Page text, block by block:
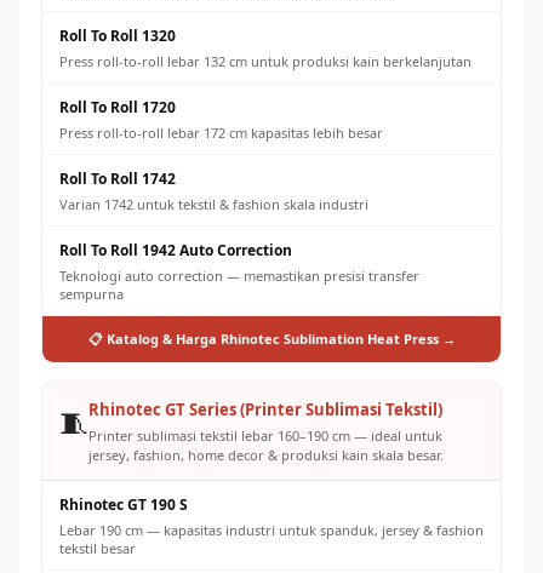
Roll To Roll 1320
Press roll-to-roll lebar 132 cm untuk produksi kain berkelanjutan
Roll To Roll 1720
Press roll-to-roll lebar 172 cm kapasitas lebih besar
Roll To Roll 1742
Varian 1742 untuk tekstil & fashion skala industri
Roll To Roll 1942 Auto Correction
Teknologi auto correction — memastikan presisi transfer
sempurna
📋 Katalog & Harga Rhinotec Sublimation Heat Press →
🧵Rhinotec GT Series (Printer Sublimasi Tekstil)
Printer sublimasi tekstil lebar 160–190 cm — ideal untuk
jersey, fashion, home decor & produksi kain skala besar.
Rhinotec GT 190 S
Lebar 190 cm — kapasitas industri untuk spanduk, jersey & fashion
tekstil besar